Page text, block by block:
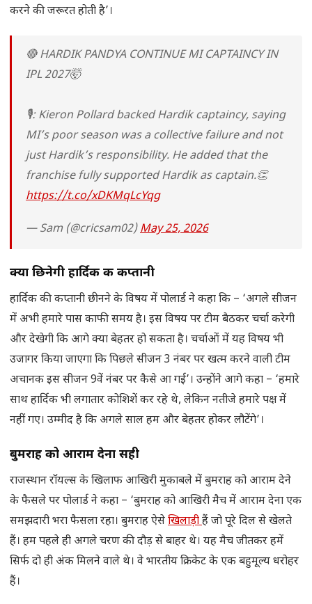
करने की जरूरत होती है’।
🔴 HARDIK PANDYA CONTINUE MI CAPTAINCY IN
IPL 2027🤯
🎙️: Kieron Pollard backed Hardik captaincy, saying
MI’s poor season was a collective failure and not
just Hardik’s responsibility. He added that the
franchise fully supported Hardik as captain.👏
https://t.co/xDKMqLcYqg
— Sam (@cricsam02)May 25, 2026
क्या छिनेगी हार्दिक की कप्तानी
हार्दिक की कप्तानी छीनने के विषय में पोलार्ड ने कहा कि – ‘अगले सीजन
में अभी हमारे पास काफी समय है। इस विषय पर टीम बैठकर चर्चा करेगी
और देखेगी कि आगे क्या बेहतर हो सकता है। चर्चाओं में यह विषय भी
उजागर किया जाएगा कि पिछले सीजन 3 नंबर पर खत्म करने वाली टीम
अचानक इस सीजन 9वें नंबर पर कैसे आ गई’। उन्होंने आगे कहा – ‘हमारे
साथ हार्दिक भी लगातार कोशिशें कर रहे थे, लेकिन नतीजे हमारे पक्ष में
नहीं गए। उम्मीद है कि अगले साल हम और बेहतर होकर लौटेंगे’।
बुमराह को आराम देना सही
राजस्थान रॉयल्स के खिलाफ आखिरी मुकाबले में बुमराह को आराम देने
के फैसले पर पोलार्ड ने कहा – ‘बुमराह को आखिरी मैच में आराम देना एक
समझदारी भरा फैसला रहा। बुमराह ऐसेखिलाड़ीहैं जो पूरे दिल से खेलते
हैं। हम पहले ही अगले चरण की दौड़ से बाहर थे। यह मैच जीतकर हमें
सिर्फ दो ही अंक मिलने वाले थे। वे भारतीय क्रिकेट के एक बहुमूल्य धरोहर
हैं।